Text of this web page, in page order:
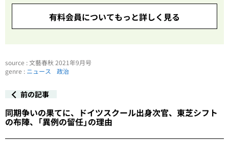
有料会員についてもっと詳しく見る
source : 文藝春秋 2021年9月号
genre : ニュース 政治
前の記事
同期争いの果てに、ドイツスクール出身次官、東芝シフト
の布陣、「異例の留任」の理由